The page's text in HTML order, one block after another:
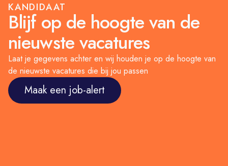
KANDIDAAT
Blijf op de hoogte van de
nieuwste vacatures
Laat je gegevens achter en wij houden je op de hoogte van
de nieuwste vacatures die bij jou passen
Maak een job-alert